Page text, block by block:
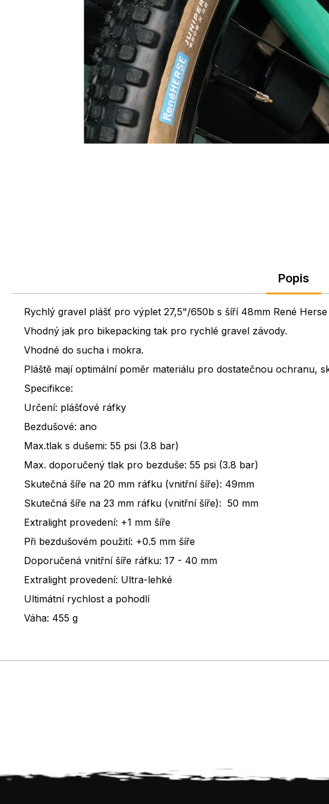
Popis
Rychlý gravel plášť pro výplet 27,5"/650b s šíří 48mm René
Vhodný jak pro bikepacking tak pro rychlé gravel závody.
Vhodné do sucha i mokra.
Pláště mají optimální poměr materiálu pro dostatečnou ochranu,
Specifikce:
Určení: plášťové ráfky
Bezdušové: ano
Max.tlak s dušemi: 55 psi (3.8 bar)
Max. doporučený tlak pro bezduše: 55 psi (3.8 bar)
Skutečná šíře na 20 mm ráfku (vnitřní šíře): 49mm
Skutečná šíře na 23 mm ráfku (vnitřní šíře): 50 mm
Extralight provedení: +1 mm šíře
Při bezdušovém použití: +0.5 mm šíře
Doporučená vnitřní šíře ráfku: 17 - 40 mm
Extralight provedení: Ultra-lehké
Ultimátní rychlost a pohodlí
Váha: 455 g